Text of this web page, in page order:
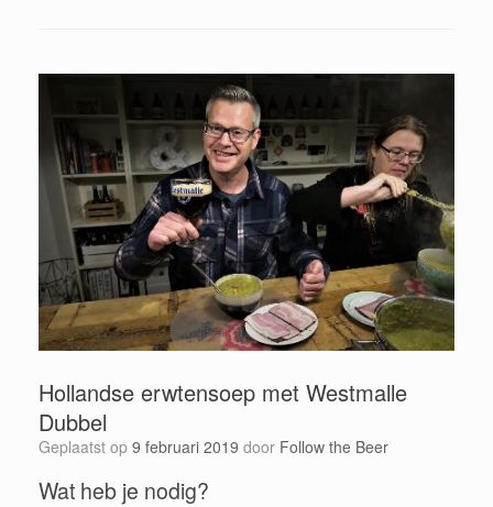
Hollandse erwtensoep met Westmalle
Dubbel
Geplaatst op 9 februari 2019 door Follow the Beer
Wat heb je nodig?